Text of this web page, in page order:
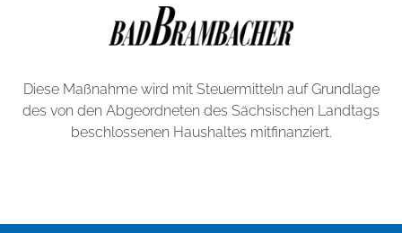
Diese Maßnahme wird mit Steuermitteln auf Grundlage
des von den Abgeordneten des Sächsischen Landtags
beschlossenen Haushaltes mitfinanziert.